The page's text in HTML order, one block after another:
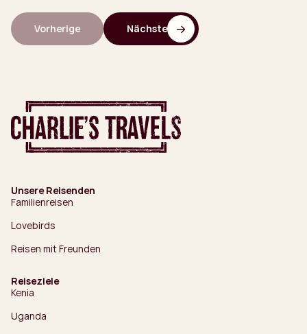
Vorherige Nächste
Unsere Reisenden
Familienreisen
Lovebirds
Reisen mit Freunden
Reiseziele
Kenia
Uganda